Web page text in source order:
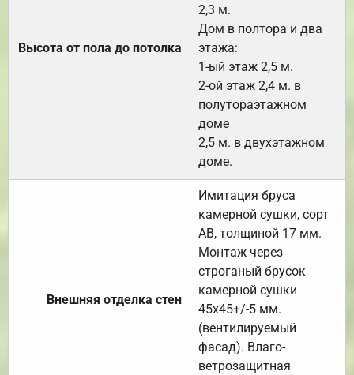
Высота от пола до потолка
2,3 м.
Дом в полтора и два
этажа:
1-ый этаж 2,5 м.
2-ой этаж 2,4 м. в
полутораэтажном
доме
2,5 м. в двухэтажном
доме.
Внешняя отделка стен
Имитация бруса
камерной сушки, сорт
АВ, толщиной 17 мм.
Монтаж через
строганый брусок
камерной сушки
45х45+/-5 мм.
(вентилируемый
фасад). Влаго-
ветрозащитная